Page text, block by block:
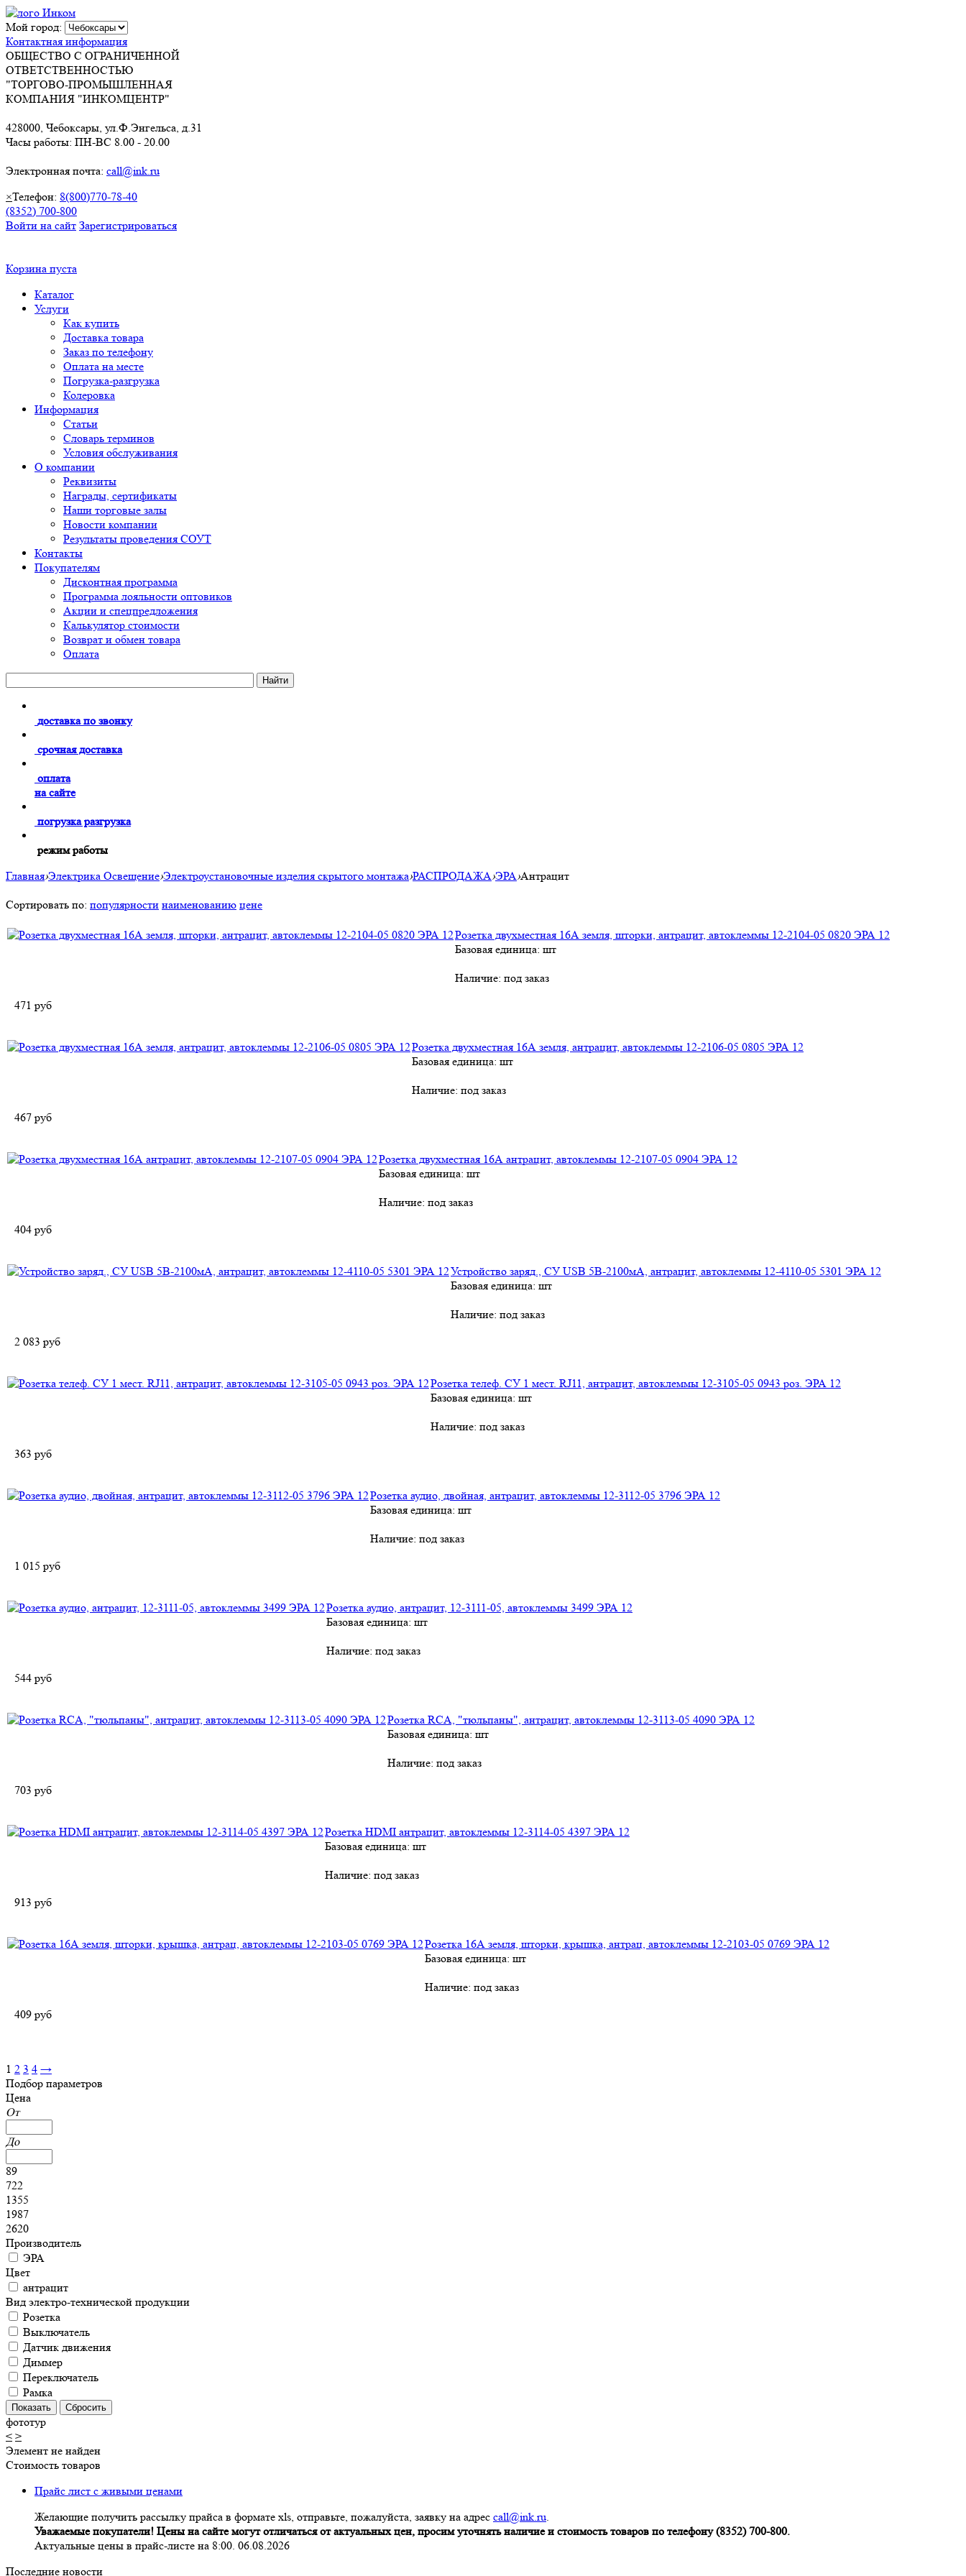
Мой город:
Контактная информация
ОБЩЕСТВО С ОГРАНИЧЕННОЙ
ОТВЕТСТВЕННОСТЬЮ
"ТОРГОВО-ПРОМЫШЛЕННАЯ
КОМПАНИЯ "ИНКОМЦЕНТР"
428000, Чебоксары, ул.Ф.Энгельса, д.31
Часы работы: ПН-ВС 8.00 - 20.00
Электронная почта: call@ink.ru
×Телефон: 8(800)770-78-40
(8352) 700-800
Войти на сайт Зарегистрироваться
Корзина пуста
Каталог
Услуги
Как купить
Доставка товара
Заказ по телефону
Оплата на месте
Погрузка-разгрузка
Колеровка
Информация
Статьи
Словарь терминов
Условия обслуживания
О компании
Реквизиты
Награды, сертификаты
Наши торговые залы
Новости компании
Результаты проведения СОУТ
Контакты
Покупателям
Дисконтная программа
Программа лояльности оптовиков
Акции и спецпредложения
Калькулятор стоимости
Возврат и обмен товара
Оплата
доставка по звонку
срочная доставка
оплата
на сайте
погрузка разгрузка
режим работы
Главная›Электрика Освещение›Электроустановочные изделия скрытого монтажа›РАСПРОДАЖА›ЭРА›Антрацит
Сортировать по: популярности наименованию цене
Розетка двухместная 16А земля, шторки, антрацит, автоклеммы 12-2104-05 0820 ЭРА 12
Базовая единица: шт
Наличие: под заказ
471 руб
Розетка двухместная 16А земля, антрацит, автоклеммы 12-2106-05 0805 ЭРА 12
Базовая единица: шт
Наличие: под заказ
467 руб
Розетка двухместная 16А антрацит, автоклеммы 12-2107-05 0904 ЭРА 12
Базовая единица: шт
Наличие: под заказ
404 руб
Устройство заряд., СУ USB 5В-2100мА, антрацит, автоклеммы 12-4110-05 5301 ЭРА 12
Базовая единица: шт
Наличие: под заказ
2 083 руб
Розетка телеф. СУ 1 мест. RJ11, антрацит, автоклеммы 12-3105-05 0943 роз. ЭРА 12
Базовая единица: шт
Наличие: под заказ
363 руб
Розетка аудио, двойная, антрацит, автоклеммы 12-3112-05 3796 ЭРА 12
Базовая единица: шт
Наличие: под заказ
1 015 руб
Розетка аудио, антрацит, 12-3111-05, автоклеммы 3499 ЭРА 12
Базовая единица: шт
Наличие: под заказ
544 руб
Розетка RCA, "тюльпаны", антрацит, автоклеммы 12-3113-05 4090 ЭРА 12
Базовая единица: шт
Наличие: под заказ
703 руб
Розетка HDMI антрацит, автоклеммы 12-3114-05 4397 ЭРА 12
Базовая единица: шт
Наличие: под заказ
913 руб
Розетка 16А земля, шторки, крышка, антрац, автоклеммы 12-2103-05 0769 ЭРА 12
Базовая единица: шт
Наличие: под заказ
409 руб
1 2 3 4 →
Подбор параметров
Цена
От
До
89
722
1355
1987
2620
Производитель
ЭРА
Цвет
антрацит
Вид электро-технической продукции
Розетка
Выключатель
Датчик движения
Диммер
Переключатель
Рамка
фототур
< >
Элемент не найден
Стоимость товаров
Прайс лист с живыми ценами
Желающие получить рассылку прайса в формате xls, отправьте, пожалуйста, заявку на адрес call@ink.ru.
Уважаемые покупатели! Цены на сайте могут отличаться от актуальных цен, просим уточнять наличие и стоимость товаров по телефону (8352) 700-800.
Актуальные цены в прайс-листе на 8:00. 06.08.2026
Последние новости